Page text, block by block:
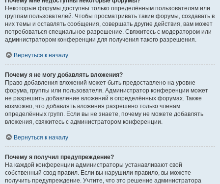
Некоторые форумы доступны только определённым пользователям или
группам пользователей. Чтобы просматривать такие форумы, создавать в
них темы и оставлять сообщения, совершать другие действия, вам может
потребоваться специальное разрешение. Свяжитесь с модератором или
администратором конференции для получения такого разрешения.
Вернуться к началу
Почему я не могу добавлять вложения?
Право добавления вложений может быть предоставлено на уровне
форума, группы или пользователя. Администратор конференции может
не разрешить добавление вложений в определённых форумах. Также
возможно, что добавлять вложения разрешено только членам
определённых групп. Если вы не знаете, почему не можете добавлять
вложения, свяжитесь с администратором конференции.
Вернуться к началу
Почему я получил предупреждение?
На каждой конференции администраторы устанавливают свой
собственный свод правил. Если вы нарушили правило, вы можете
получить предупреждение. Учтите, что это решение администратора